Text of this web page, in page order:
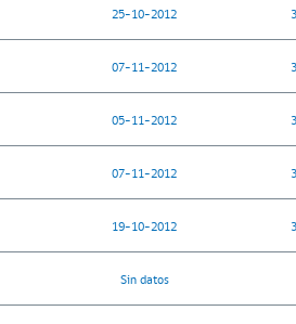
25-10-2012
07-11-2012
05-11-2012
07-11-2012
19-10-2012
Sin datos